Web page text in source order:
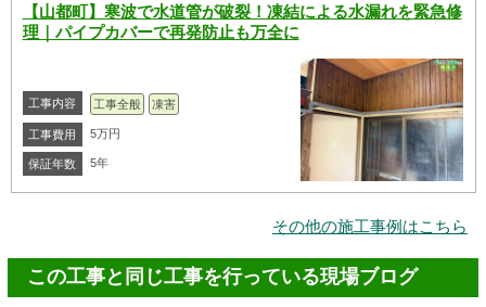
【山都町】寒波で水道管が破裂！凍結による水漏れを緊急修
理｜パイプカバーで再発防止も万全に
工事内容 工事全般 凍害
工事費用 5万円
保証年数 5年
その他の施工事例はこちら
この工事と同じ工事を行っている現場ブログ